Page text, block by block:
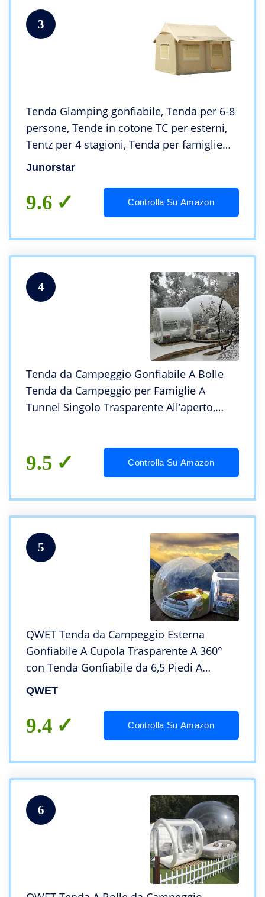
3
Tenda Glamping gonfiabile, Tenda per 6-8
persone, Tende in cotone TC per esterni,
Tentz per 4 stagioni, Tenda per famiglie
istantanea Tenda Glamping per esterni
Junorstar
9.6 Controlla Su Amazon
4
Tenda da Campeggio Gonfiabile A Bolle
Tenda da Campeggio per Famiglie A
Tunnel Singolo Trasparente All’aperto,
9.5 Controlla Su Amazon
5
QWET Tenda da Campeggio Esterna
Gonfiabile A Cupola Trasparente A 360°
con Tenda Gonfiabile da 6,5 Piedi A
Tunnel Singolo E Ventilatore,10ft
QWET
9.4 Controlla Su Amazon
6